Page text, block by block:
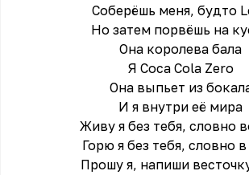
Соберёшь меня, будто
Но затем порвёшь на
Она королева бала
Я Coca Cola Zero
Она выпьет из
И я внутри её мира
Живу я без тебя, словно
Горю я без тебя, словно
Прошу я, напиши